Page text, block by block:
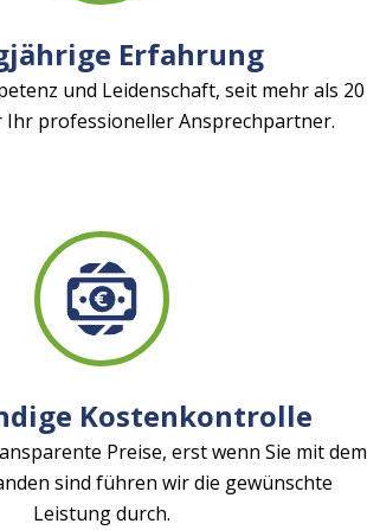
Erfahrung
und Leidenschaft, seit mehr als 20
Ihr professioneller Ansprechpartner.
Kostenkontrolle
Preise, erst wenn Sie mit dem
sind führen wir die gewünschte
Leistung durch.